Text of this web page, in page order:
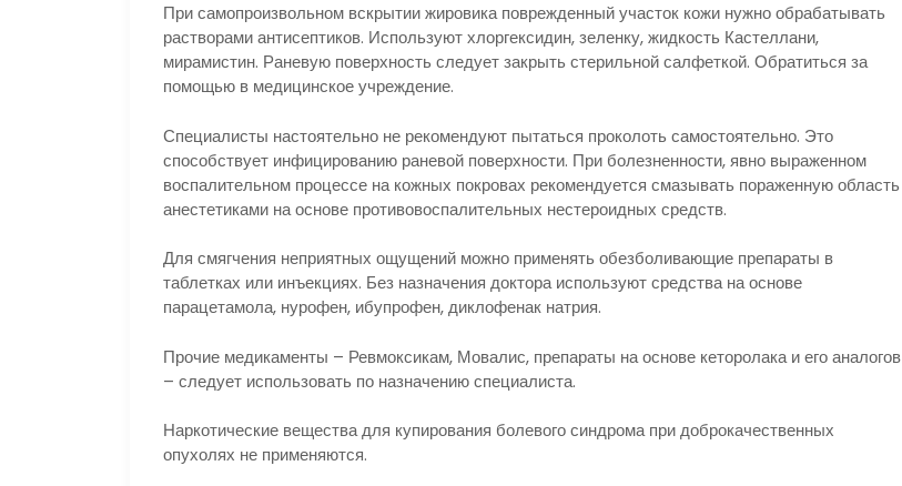
При самопроизвольном вскрытии жировика поврежденный участок кожи нужно обрабатывать
растворами антисептиков. Используют хлоргексидин, зеленку, жидкость Кастеллани,
мирамистин. Раневую поверхность следует закрыть стерильной салфеткой. Обратиться за
помощью в медицинское учреждение.
Специалисты настоятельно не рекомендуют пытаться проколоть самостоятельно. Это
способствует инфицированию раневой поверхности. При болезненности, явно выраженном
воспалительном процессе на кожных покровах рекомендуется смазывать пораженную область
анестетиками на основе противовоспалительных нестероидных средств.
Для смягчения неприятных ощущений можно применять обезболивающие препараты в
таблетках или инъекциях. Без назначения доктора используют средства на основе
парацетамола, нурофен, ибупрофен, диклофенак натрия.
Прочие медикаменты – Ревмоксикам, Мовалис, препараты на основе кеторолака и его аналогов
– следует использовать по назначению специалиста.
Наркотические вещества для купирования болевого синдрома при доброкачественных
опухолях не применяются.